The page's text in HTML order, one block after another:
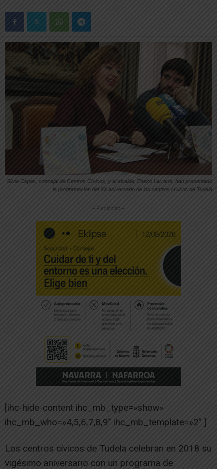
Silvia Cepas, concejal de Centros Cívicos, y el alcalde, Eneko Larrarte, han presentado
la programación del XX aniversario de los centros cívicos de Tudela
-- Publicidad --
[ihc-hide-content ihc_mb_type=»show»
ihc_mb_who=»4,5,6,7,8,9″ ihc_mb_template=»2″ ]
Los centros cívicos de Tudela celebran en 2018 su
vigésimo aniversario con un programa de